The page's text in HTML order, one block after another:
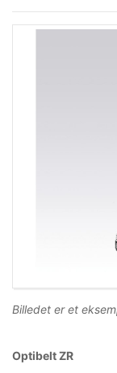
Billedet er et
Optibelt ZR